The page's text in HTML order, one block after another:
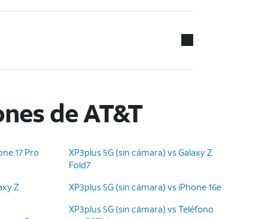
de AT&T
17 Pro
Z
XP3plus 5G (sin cámara) vs Galaxy Z
Fold7
XP3plus 5G (sin cámara) vs iPhone 16e
XP3plus 5G (sin cámara) vs Teléfono